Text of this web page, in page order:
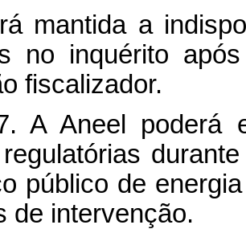
mantida a
no inquérito
fiscalizador.
A Aneel poderá
público de
de intervenção.